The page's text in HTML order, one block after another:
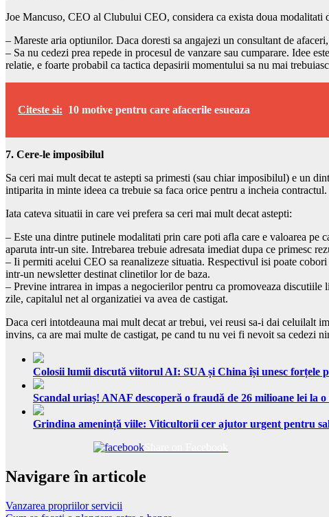
Joe Mancuso, CEO al Clubului CEO, considera ca exista doua modalitati
– Mareste aria optiunilor. Daca doresti sa angajezi un consultant de
– Sa nu cedezi prea repede in procesul de vanzare sau cumparare. Idee
relatie, e foarte probabil ca tactica depasirii momentului sa nu mai
Citeste si: 10 motive pentru care afacerile esueaza
7. Cere-le imposibilul
Sa ceri mai mult decat te astepti sa primesti (sau chiar imposibilul) e un
intiparita in minte ideea ca trebuie sa faca orice pentru a incheia
Iata cateva situatii in care vei prefera sa ceri mai mult decat astepti:
– Este una dintre putinele modalitati prin care poti afla care e valoarea
aparuta intr-un site. Intrebarea trebuie adresata imediat dupa ce primesc
– Ii permiti acelui CEO sa reanalizeze situatia. Respectivul isi poate
intr-un newsletter destinat clinetilor lor de baza.
– Previne intrarea in impas a negocierilor pentru ca promoveaza
zile, capitalul net al organizatiei va avea de castigat.
Daca ceri intotdeauna mai mult decat ar trebui, vei reusi sa-i dai celuilalt
invins, ca are mai multe de castigat, pe cand tu nu vei fi nevoit sa cedezi
Colosii lumii discută viitorul AI: SUA și China își unesc forțele
Scandal uriaș! ANAF descoperă o fraudă de 26 milioane lei la
Grindina amenință viile: Viticultorii cer ajutor urgent pentru
Navigare în articole
Vanzarea propriilor servicii